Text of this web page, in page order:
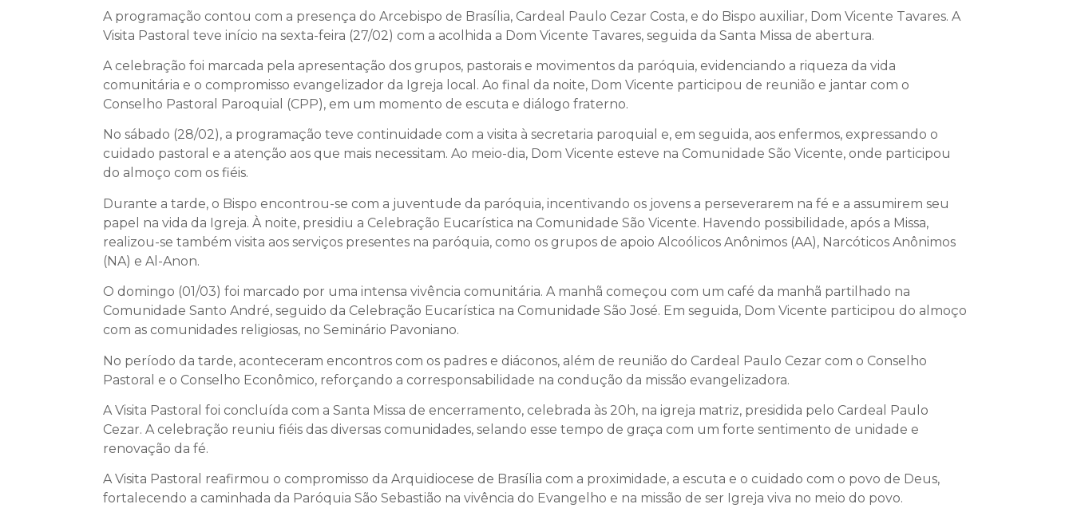
A programação contou com a presença do Arcebispo de Brasília, Cardeal Paulo Cezar Costa, e do Bispo auxiliar, Dom Vicente Tavares. A
Visita Pastoral teve início na sexta-feira (27/02) com a acolhida a Dom Vicente Tavares, seguida da Santa Missa de abertura.
A celebração foi marcada pela apresentação dos grupos, pastorais e movimentos da paróquia, evidenciando a riqueza da vida
comunitária e o compromisso evangelizador da Igreja local. Ao final da noite, Dom Vicente participou de reunião e jantar com o
Conselho Pastoral Paroquial (CPP), em um momento de escuta e diálogo fraterno.
No sábado (28/02), a programação teve continuidade com a visita à secretaria paroquial e, em seguida, aos enfermos, expressando o
cuidado pastoral e a atenção aos que mais necessitam. Ao meio-dia, Dom Vicente esteve na Comunidade São Vicente, onde participou
do almoço com os fiéis.
Durante a tarde, o Bispo encontrou-se com a juventude da paróquia, incentivando os jovens a perseverarem na fé e a assumirem seu
papel na vida da Igreja. À noite, presidiu a Celebração Eucarística na Comunidade São Vicente. Havendo possibilidade, após a Missa,
realizou-se também visita aos serviços presentes na paróquia, como os grupos de apoio Alcoólicos Anônimos (AA), Narcóticos Anônimos
(NA) e Al-Anon.
O domingo (01/03) foi marcado por uma intensa vivência comunitária. A manhã começou com um café da manhã partilhado na
Comunidade Santo André, seguido da Celebração Eucarística na Comunidade São José. Em seguida, Dom Vicente participou do almoço
com as comunidades religiosas, no Seminário Pavoniano.
No período da tarde, aconteceram encontros com os padres e diáconos, além de reunião do Cardeal Paulo Cezar com o Conselho
Pastoral e o Conselho Econômico, reforçando a corresponsabilidade na condução da missão evangelizadora.
A Visita Pastoral foi concluída com a Santa Missa de encerramento, celebrada às 20h, na igreja matriz, presidida pelo Cardeal Paulo
Cezar. A celebração reuniu fiéis das diversas comunidades, selando esse tempo de graça com um forte sentimento de unidade e
renovação da fé.
A Visita Pastoral reafirmou o compromisso da Arquidiocese de Brasília com a proximidade, a escuta e o cuidado com o povo de Deus,
fortalecendo a caminhada da Paróquia São Sebastião na vivência do Evangelho e na missão de ser Igreja viva no meio do povo.